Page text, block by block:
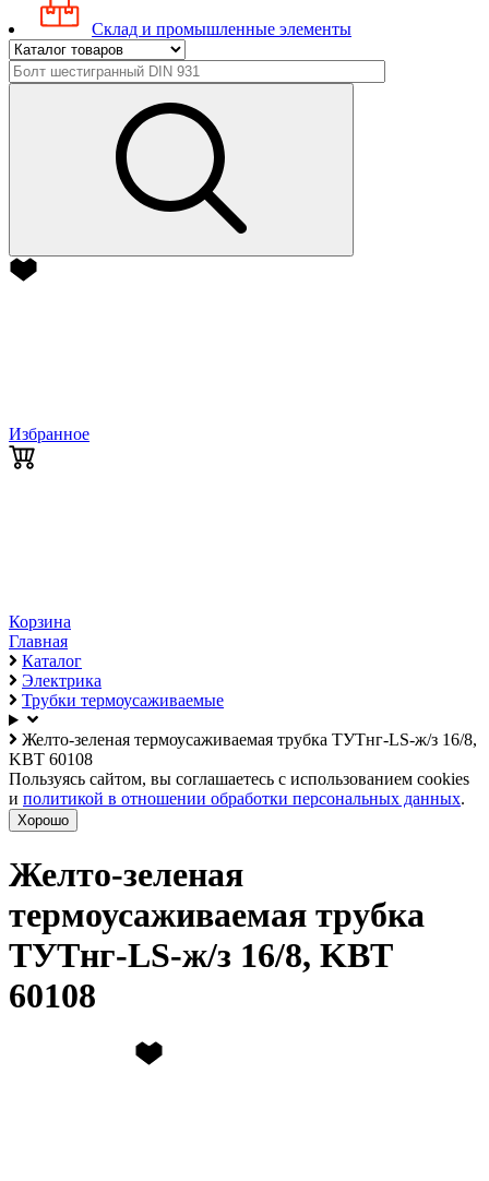
Склад и промышленные элементы
Избранное
Корзина
Главная
Каталог
Электрика
Трубки термоусаживаемые
Желто-зеленая термоусаживаемая трубка ТУТнг-LS-ж/з 16/8,
KBT 60108
Пользуясь сайтом, вы соглашаетесь с использованием cookies
и политикой в отношении обработки персональных данных.
Хорошо
Желто-зеленая
термоусаживаемая трубка
ТУТнг-LS-ж/з 16/8, KBT
60108